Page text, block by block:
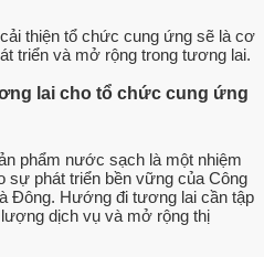
thiện tổ chức cung ứng sẽ là cơ
triển và mở rộng trong tương lai.
lai cho tổ chức cung ứng
phẩm nước sạch là một nhiệm
sự phát triển bền vững của Công
Đông. Hướng đi tương lai cần tập
dịch vụ và mở rộng thị